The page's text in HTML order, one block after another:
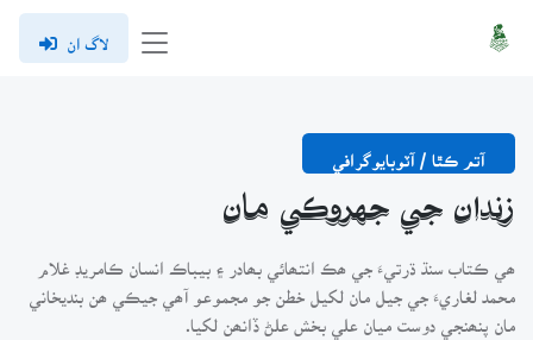
لاگ ان
آتم ڪٿا / آٽوبايوگرافي
زندان جي جهروڪي مان
ھي ڪتاب سنڌ ڌرتيءَ جي ھڪ انتھائي بھادر ۽ بيباڪ انسان ڪامريڊ غلام
محمد لغاريءَ جي جيل مان لکيل خطن جو مجموعو آھي جيڪي ھن بنديخاني
مان پنھنجي دوست ميان علي بخش علڻ ڏانھن لکيا.